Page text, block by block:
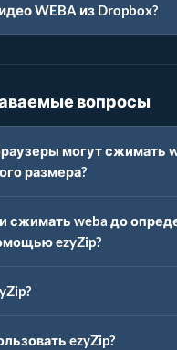
WEBA из Dropbox?
вопросы
могут сжимать
размера?
сжимать weba до
ezyZip?
ezyZip?